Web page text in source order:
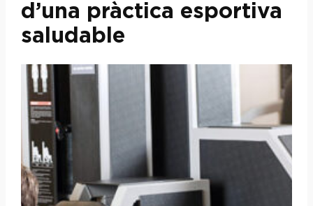
d’una pràctica esportiva
saludable